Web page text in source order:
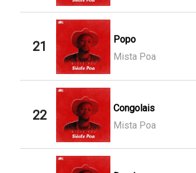
21
Popo
Mista Poa
22
Congolais
Mista Poa